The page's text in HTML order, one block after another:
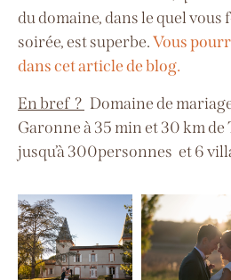
du domaine, dans le quel vous
soirée, est superbe.Vous
dans cet article de blog.
En bref ? Domaine de
Garonne à35 min et 30 km de
jusqu’à 300personnes et 6